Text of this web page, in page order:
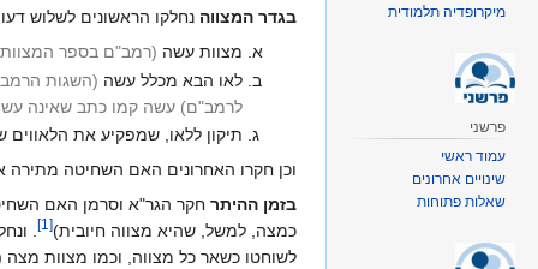
בגדר המצווה נחלקו הראשונים לשלוש
מצוות עשה (רמב"ם בספר המצוות
לאו הבא מכלל עשה (השגות
לרמב"ם) עשה קמו כתב שאינה
תיקון ללאו, שמפקיע את
וכן חקרו האחרונים האם השחיטה
בזמן ההיתר חקר הגר"א וסרמן האם
כמצה, למשל, שהיא מצווה חיובית)[
1
]
.
לשוחטו כשאר כל מצווה, וכמו מצוות מצה
מיקרופדיה תלמודית
פרשני
עמוד ראשי
שינויים אחרונים
שאלות פתוחות